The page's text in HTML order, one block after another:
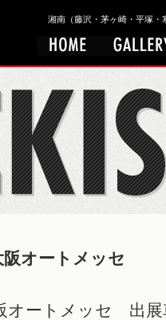
湘南（藤沢・茅ヶ崎・平塚
オートメッセ
オートメッセ 出